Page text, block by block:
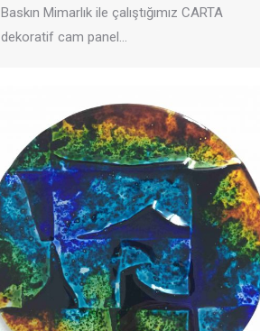
Baskın Mimarlık ile çalıştığımız CARTA
dekoratif cam panel…